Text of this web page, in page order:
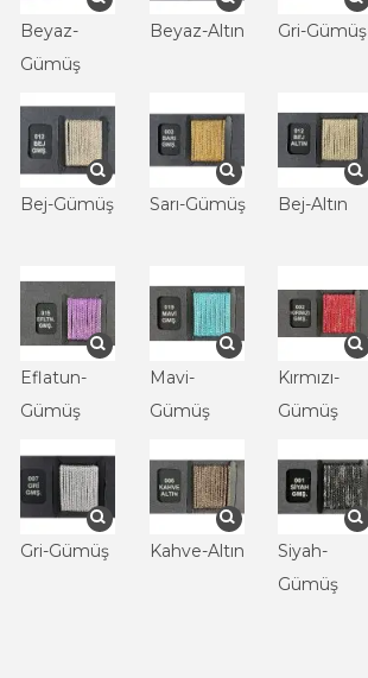
Beyaz-
Gümüş
Beyaz-Altın Gri-Gümüş
Bej-Gümüş Sarı-Gümüş Bej-Altın
Eflatun-
Gümüş
Mavi-
Gümüş
Kırmızı-
Gümüş
Gri-Gümüş Kahve-Altın
Siyah-
Gümüş